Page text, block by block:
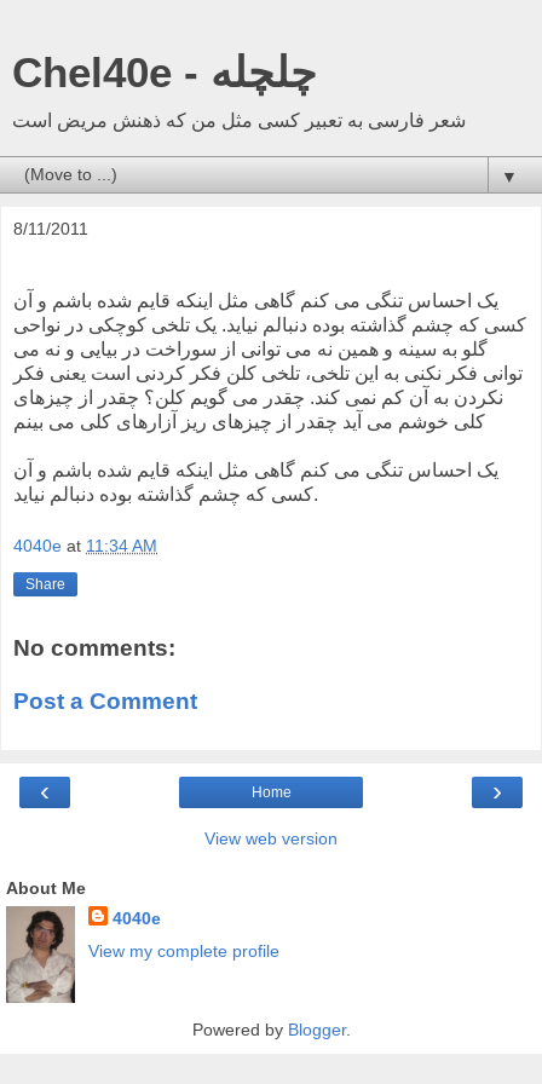
Chel40e - چلچله
شعر فارسی به تعبیر کسی مثل من که ذهنش مریض است
▼
8/11/2011
یک احساس تنگی می کنم گاهی مثل اینکه قایم شده باشم و آن
کسی که چشم گذاشته بوده دنبالم نیاید. یک تلخی کوچکی در نواحی
گلو به سینه و همین نه می توانی از سوراخت در بیایی و نه می
توانی فکر نکنی به این تلخی، تلخی کلن فکر کردنی است یعنی فکر
نکردن به آن کم نمی کند. چقدر می گویم کلن؟ چقدر از چیزهای
کلی خوشم می آید چقدر از چیزهای ریز آزارهای کلی می بینم
یک احساس تنگی می کنم گاهی مثل اینکه قایم شده باشم و آن
کسی که چشم گذاشته بوده دنبالم نیاید.
4040e at 11:34 AM
Share
No comments:
Post a Comment
‹ ›
Home
View web version
About Me
4040e
View my complete profile
Powered by Blogger.